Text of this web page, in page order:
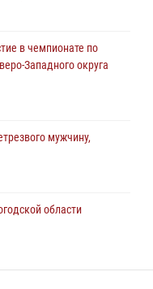
подозреваемого в
в чемпионате по
Западного округа
мужчину,
области